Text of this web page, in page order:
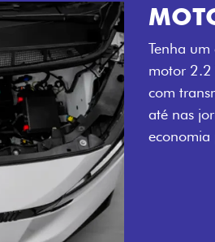
Tenha um
motor 2.2
com
até nas
economia